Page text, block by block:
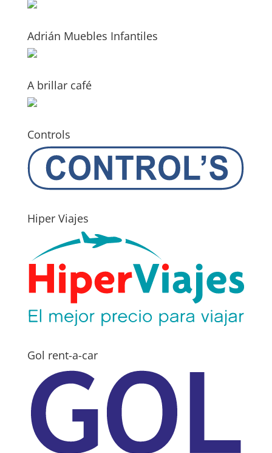
Adrián Muebles Infantiles
A brillar café
Controls
Hiper Viajes
Gol rent-a-car